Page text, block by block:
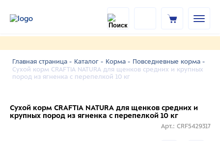
Главная страница - Каталог - Корма - Повседневные корма -
Сухой корм CRAFTIA NATURA для щенков средних и крупных
пород из ягненка с перепелкой 10 кг
Сухой корм CRAFTIA NATURA для щенков средних и
крупных пород из ягненка с перепелкой 10 кг
Арт.: CRF5429317